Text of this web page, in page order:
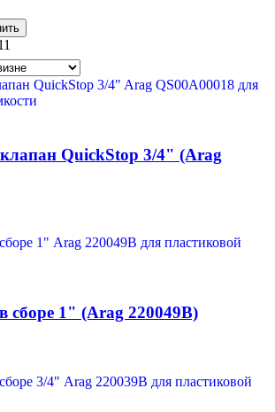
QuickStop 3/4" (Arag
сборе 1" (Arag 220049B)